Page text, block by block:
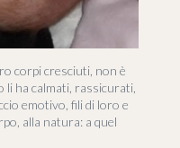
corpi cresciuti, non è
li ha calmati, rassicurati,
emotivo, fili di loro e
alla natura: a quel